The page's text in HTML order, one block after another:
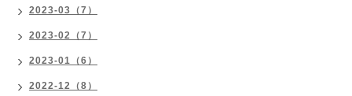
2023-03（7）
2023-02（7）
2023-01（6）
2022-12（8）